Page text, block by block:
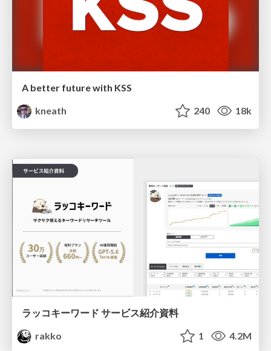
A better future with KSS
kneath
240 18k
ラッコキーワード サービス紹介資料
rakko
1 4.2M